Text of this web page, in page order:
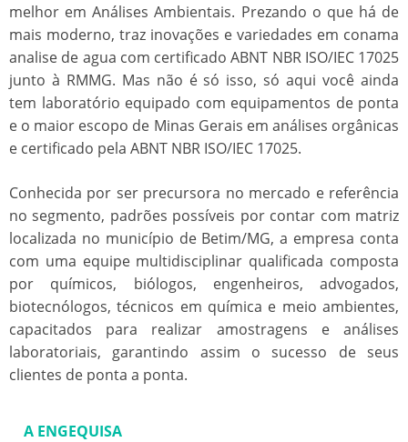
melhor em Análises Ambientais. Prezando o que há de
mais moderno, traz inovações e variedades em conama
analise de agua com certificado ABNT NBR ISO/IEC 17025
junto à RMMG. Mas não é só isso, só aqui você ainda
tem laboratório equipado com equipamentos de ponta
e o maior escopo de Minas Gerais em análises orgânicas
e certificado pela ABNT NBR ISO/IEC 17025.
Conhecida por ser precursora no mercado e referência
no segmento, padrões possíveis por contar com matriz
localizada no município de Betim/MG, a empresa conta
com uma equipe multidisciplinar qualificada composta
por químicos, biólogos, engenheiros, advogados,
biotecnólogos, técnicos em química e meio ambientes,
capacitados para realizar amostragens e análises
laboratoriais, garantindo assim o sucesso de seus
clientes de ponta a ponta.
A ENGEQUISA